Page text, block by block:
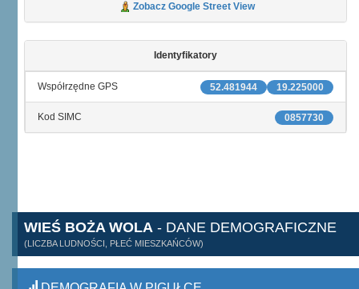
Zobacz Google Street View
Identyfikatory
19.225000
52.481944
Współrzędne GPS
0857730
Kod SIMC
WIEŚ BOŻA WOLA - DANE DEMOGRAFICZNE
(LICZBA LUDNOŚCI, PŁEĆ MIESZKAŃCÓW)